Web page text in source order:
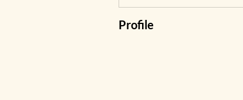
Profile